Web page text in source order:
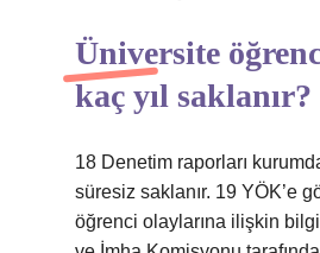
Üniversite
kaç yıl saklanır?
18 Denetim raporları
süresiz saklanır. 19 YÖK’e
öğrenci olaylarına ilişkin